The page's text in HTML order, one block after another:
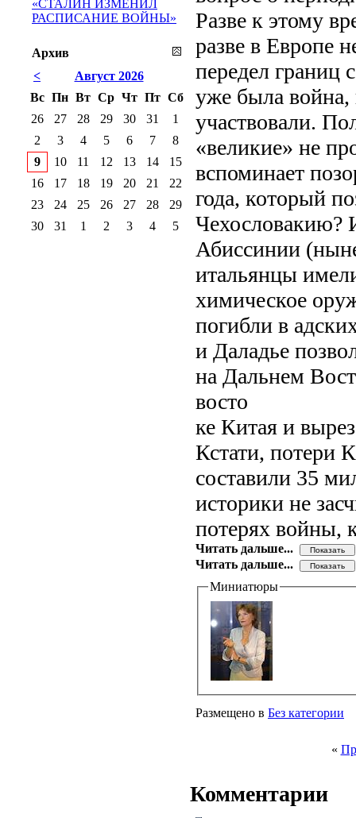
Разве к этому
разве в Европе
передел
уже была
участвовали.
«великие» не
вспоминает
года, который
Чехословакию?
Абиссинии
итальянцы
химическое
погибли в
и Даладье
на Дальнем
восто
ке Китая и
Кстати, потери
составили 35
историки не
потерях войны,
Читать дальше...
Читать дальше...
Миниатюры
Размещено в Без категории
«
Комментарии
«СТАЛИН ИЗМЕНИЛ
РАСПИСАНИЕ ВОЙНЫ»
Архив
<
Август 2026
Вс Пн Вт Ср Чт Пт Сб
26
27 28 29 30 31
1
2
3 4 5 6 7
8
9
10 11 12 13 14
15
16
17 18 19 20 21
22
23
24 25 26 27 28
29
30
31 1 2 3 4 5